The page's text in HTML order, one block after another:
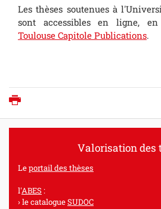
Les thèses soutenues à
sont accessibles en ligne,
Toulouse Capitole Publications.
Valorisation des
Leportail des thèses
l'ABES :
le catalogueSUDOC